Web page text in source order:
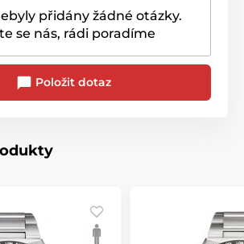
přidány žádné otázky.
se nás, rádi poradíme
Položit dotaz